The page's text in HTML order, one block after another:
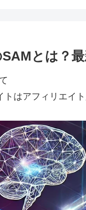
とは？
はアフィリエイ